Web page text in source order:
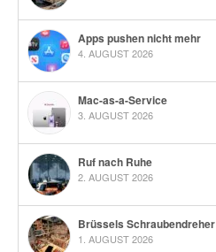
Apps pushen nicht mehr
4. AUGUST 2026
Mac-as-a-Service
3. AUGUST 2026
Ruf nach Ruhe
2. AUGUST 2026
Brüssels Schraubendreher
1. AUGUST 2026